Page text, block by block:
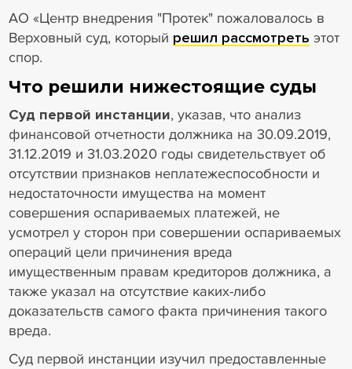
АО «Центр внедрения "Протек" пожаловалось в
Верховный суд, который решил рассмотреть этот
спор.
Что решили нижестоящие суды
Суд первой инстанции, указав, что анализ
финансовой отчетности должника на 30.09.2019,
31.12.2019 и 31.03.2020 годы свидетельствует об
отсутствии признаков неплатежеспособности и
недостаточности имущества на момент
совершения оспариваемых платежей, не
усмотрел у сторон при совершении оспариваемых
операций цели причинения вреда
имущественным правам кредиторов должника, а
также указал на отсутствие каких-либо
доказательств самого факта причинения такого
вреда.
Суд первой инстанции изучил предоставленные